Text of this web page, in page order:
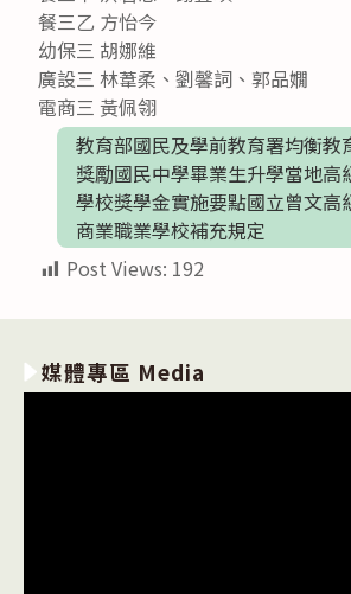
餐三乙 方怡今
幼保三 胡娜維
廣設三 林葦柔、劉馨詞、郭品嫺
電商三 黃佩翎
教育部國民及學前教育署均衡教
獎勵國民中學畢業生升學當地高
學校獎學金實施要點國立曾文高
商業職業學校補充規定
Post Views: 192
媒體專區 Media